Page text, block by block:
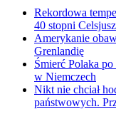
Rekordowa
40 stopni
Amerykanie
Grenlandię
Śmierć Polaka
w Niemczech
Nikt nie chciał
państwowych.